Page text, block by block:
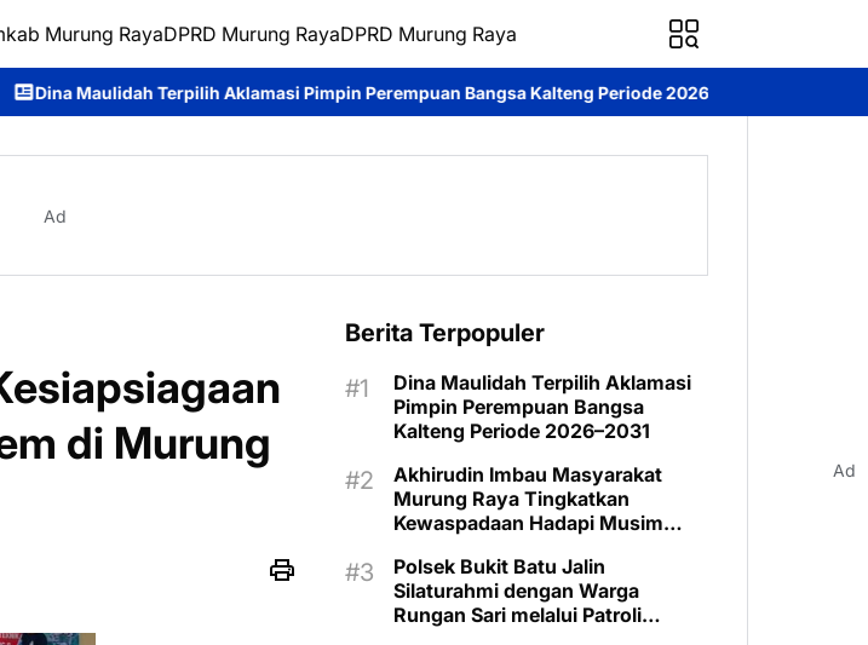
Murung RayaDPRD Murung RayaDPRD Murung Raya
Aklamasi Pimpin Perempuan Bangsa Kalteng Periode 2026–2031 DPRD Murung Raya Studi
Ad
di Murung
Berita Terpopuler
Dina Maulidah Terpilih Aklamasi
Pimpin Perempuan Bangsa
Kalteng Periode 2026–2031
Akhirudin Imbau Masyarakat
Murung Raya Tingkatkan
Kewaspadaan Hadapi Musim
Polsek Bukit Batu Jalin
Silaturahmi dengan Warga
Rungan Sari melalui Patroli
Ad